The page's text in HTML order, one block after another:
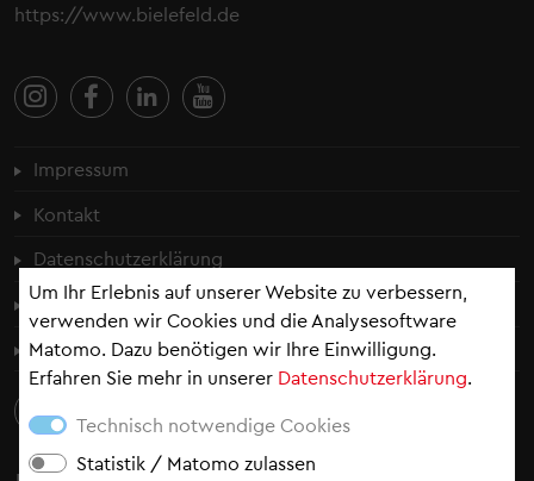
Um Ihr Erlebnis auf unserer Website zu verbessern,
verwenden wir Cookies und die Analysesoftware
Matomo. Dazu benötigen wir Ihre Einwilligung.
Erfahren Sie mehr in unserer Datenschutzerklärung.
Technisch notwendige Cookies
Statistik / Matomo zulassen
https://www.bielefeld.de
Fußzeilenmenü
Impressum
Kontakt
Datenschutzerklärung
Cookie-Einstellungen
Erklärung zur Barrierefreiheit